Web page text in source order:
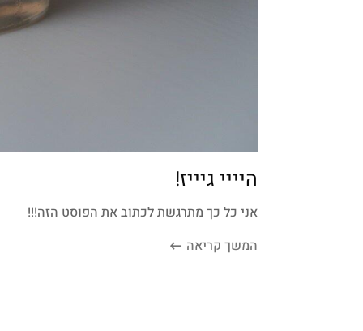
היייי גיייז!
אני כל כך מתרגשת לכתוב את הפוסט הזה!!!
המשך קריאה